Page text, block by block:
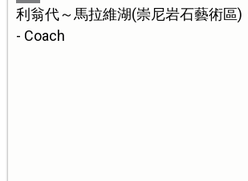
利翁代～馬拉維湖(崇尼岩石藝術區)
- Coach